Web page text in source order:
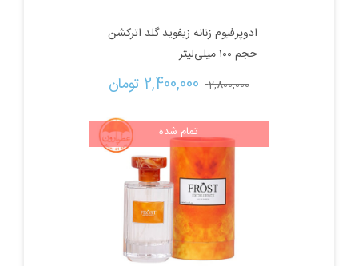
ادوپرفیوم زنانه زیفوید گلد اترکشن
حجم ۱۰۰ میلی‌لیتر
2,800,000 قیمت
اصلی:
2,800,000 تومان
بود.
2,400,000 تومان
فعلی:
2,400,000 تومان.
تمام شده